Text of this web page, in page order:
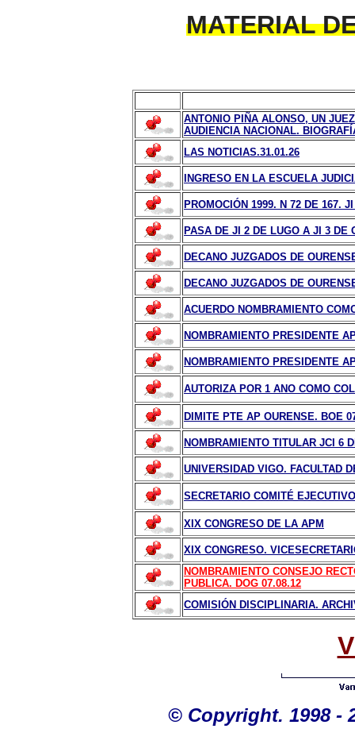
MATERIAL
ANTONIO PIÑA ALONSO, UN
AUDIENCIA NACIONAL.
LAS NOTICIAS.31.01.26
INGRESO EN LA ESCUELA
PROMOCIÓN 1999. N 72 DE 167.
PASA DE JI 2 DE LUGO A JI 3 DE
DECANO JUZGADOS DE
DECANO JUZGADOS DE
ACUERDO NOMBRAMIENTO
NOMBRAMIENTO PRESIDENTE
NOMBRAMIENTO PRESIDENTE
AUTORIZA POR 1 ANO COMO
DIMITE PTE AP OURENSE. BOE
NOMBRAMIENTO TITULAR JCI 6
UNIVERSIDAD VIGO. FACULTAD
SECRETARIO COMITÉ
XIX CONGRESO DE LA APM
XIX CONGRESO.
NOMBRAMIENTO CONSEJO
PUBLICA. DOG 07.08.12
COMISIÓN DISCIPLINARIA.
© Copyright. 1998 -